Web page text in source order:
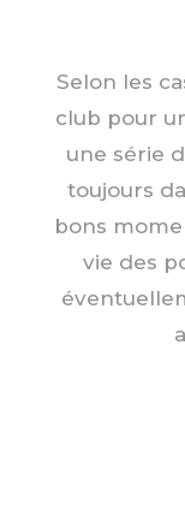
Selon les
club pour
une série
toujours
bons
vie des